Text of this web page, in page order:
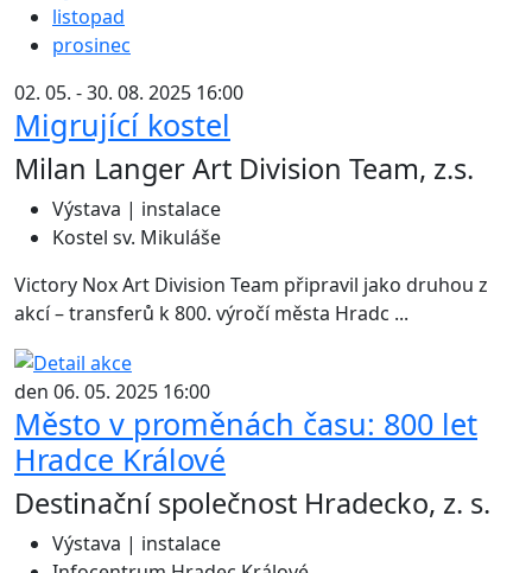
listopad
prosinec
02. 05. - 30. 08. 2025 16:00
Migrující kostel
Milan Langer Art Division Team, z.s.
Výstava | instalace
Kostel sv. Mikuláše
Victory Nox Art Division Team připravil jako druhou z
akcí – transferů k 800. výročí města Hradc ...
den 06. 05. 2025 16:00
Město v proměnách času: 800 let
Hradce Králové
Destinační společnost Hradecko, z. s.
Výstava | instalace